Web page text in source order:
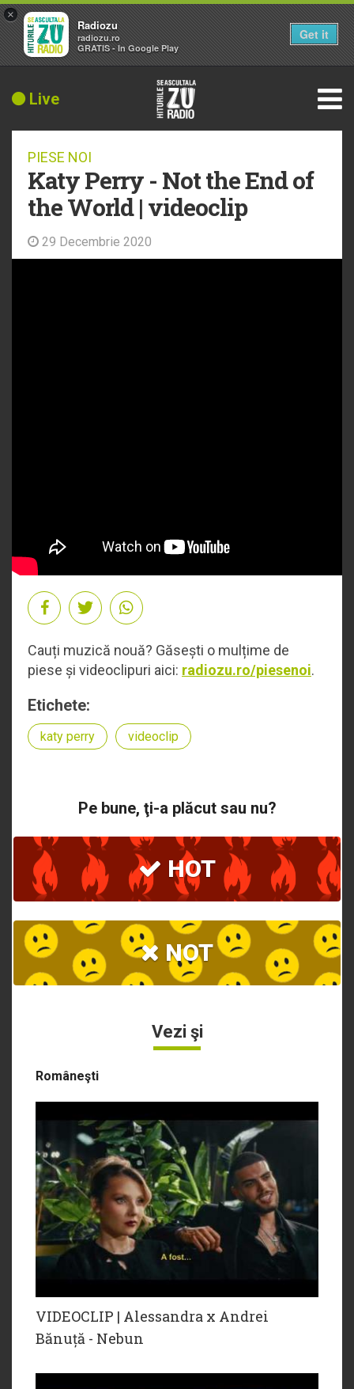
Live
PIESE NOI
Katy Perry - Not the End of
the World | videoclip
29 Decembrie 2020
Cauți muzică nouă? Găsești o mulțime de
piese și videoclipuri aici: radiozu.ro/piesenoi.
Etichete:
katy perry videoclip
Pe bune, ţi-a plăcut sau nu?
HOT
NOT
Vezi şi
Româneşti
VIDEOCLIP | Alessandra x Andrei
Bănuță - Nebun
×
Radiozu
radiozu.ro
GRATIS - In Google Play
Get it